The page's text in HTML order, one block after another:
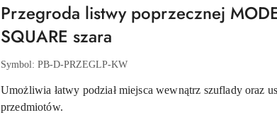
Przegroda listwy poprzecznej
SQUARE szara
Symbol: PB-D-PRZEGLP-KW
Umożliwia łatwy podział miejsca wewnątrz szuflady oraz
przedmiotów.